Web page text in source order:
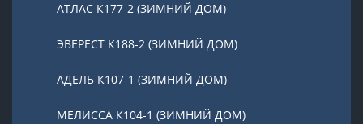
АТЛАС К177-2 (ЗИМНИЙ ДОМ)
ЭВЕРЕСТ К188-2 (ЗИМНИЙ ДОМ)
АДЕЛЬ К107-1 (ЗИМНИЙ ДОМ)
МЕЛИССА К104-1 (ЗИМНИЙ ДОМ)